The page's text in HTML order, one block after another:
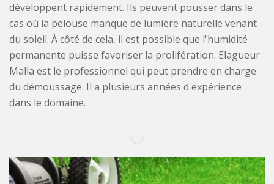
développent rapidement. Ils peuvent pousser dans le
cas où la pelouse manque de lumière naturelle venant
du soleil. À côté de cela, il est possible que l'humidité
permanente puisse favoriser la prolifération. Elagueur
Malla est le professionnel qui peut prendre en charge
du démoussage. Il a plusieurs années d'expérience
dans le domaine.